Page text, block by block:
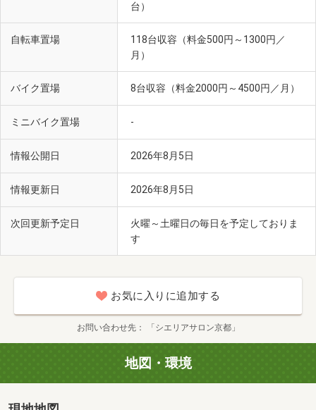
台）
自転車置場
118台収容（料金500円～1300円／
月）
バイク置場 8台収容（料金2000円～4500円／月）
ミニバイク置場 -
情報公開日 2026年8月5日
情報更新日 2026年8月5日
次回更新予定日
火曜～土曜日の毎日を予定しておりま
す
お気に入りに追加する
お問い合わせ先 「シエリアサロン京都」
地図・環境